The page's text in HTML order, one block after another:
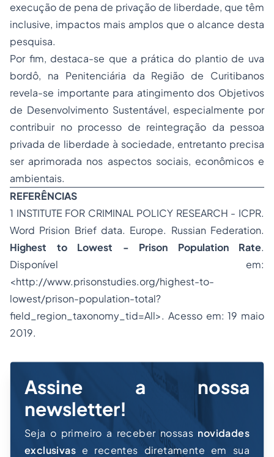
execução de pena de privação de liberdade, que têm
inclusive, impactos mais amplos que o alcance desta
pesquisa.
Por fim, destaca-se que a prática do plantio de uva
bordô, na Penitenciária da Região de Curitibanos
revela-se importante para atingimento dos Objetivos
de Desenvolvimento Sustentável, especialmente por
contribuir no processo de reintegração da pessoa
privada de liberdade à sociedade, entretanto precisa
ser aprimorada nos aspectos sociais, econômicos e
ambientais.
REFERÊNCIAS
1 INSTITUTE FOR CRIMINAL POLICY RESEARCH - ICPR.
Word Prision Brief data. Europe. Russian Federation.
Highest to Lowest - Prison Population Rate.
Disponível em:
<http://www.prisonstudies.org/highest-to-
lowest/prison-population-total?
field_region_taxonomy_tid=All>. Acesso em: 19 maio
2019.
Assine a nossa
newsletter!
Seja o primeiro a receber nossas novidades
exclusivas e recentes diretamente em sua